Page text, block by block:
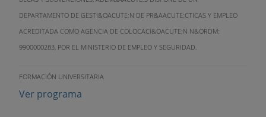
DEPARTAMENTO DE GESTI&OACUTE;N DE PR&AACUTE;CTICAS Y EMPLEO
ACREDITADA COMO AGENCIA DE COLOCACI&OACUTE;N N&ORDM;
9900000283, POR EL MINISTERIO DE EMPLEO Y SEGURIDAD.
FORMACIÓN UNIVERSITARIA
Ver programa